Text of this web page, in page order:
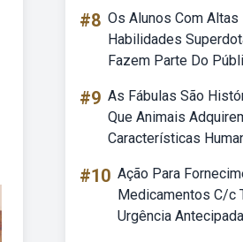
#8 Os Alunos Com Altas
Habilidades
Fazem Parte Do
#9 As Fábulas São
Que Animais
Características
#10 Ação Para
Medicamentos C/c
Urgência Antecipada